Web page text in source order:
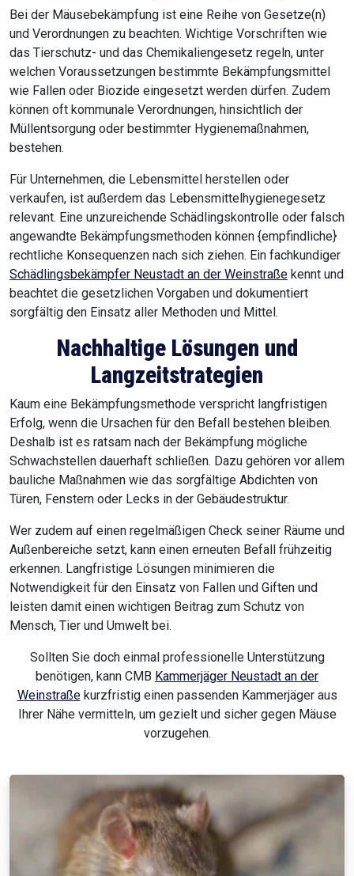
Bei der Mäusebekämpfung ist eine Reihe von Gesetze(n)
und Verordnungen zu beachten. Wichtige Vorschriften wie
das Tierschutz- und das Chemikaliengesetz regeln, unter
welchen Voraussetzungen bestimmte Bekämpfungsmittel
wie Fallen oder Biozide eingesetzt werden dürfen. Zudem
können oft kommunale Verordnungen, hinsichtlich der
Müllentsorgung oder bestimmter Hygienemaßnahmen,
bestehen.
Für Unternehmen, die Lebensmittel herstellen oder
verkaufen, ist außerdem das Lebensmittelhygienegesetz
relevant. Eine unzureichende Schädlingskontrolle oder falsch
angewandte Bekämpfungsmethoden können {empfindliche}
rechtliche Konsequenzen nach sich ziehen. Ein fachkundiger
Schädlingsbekämpfer Neustadt an der Weinstraße kennt und
beachtet die gesetzlichen Vorgaben und dokumentiert
sorgfältig den Einsatz aller Methoden und Mittel.
Nachhaltige Lösungen und
Langzeitstrategien
Kaum eine Bekämpfungsmethode verspricht langfristigen
Erfolg, wenn die Ursachen für den Befall bestehen bleiben.
Deshalb ist es ratsam nach der Bekämpfung mögliche
Schwachstellen dauerhaft schließen. Dazu gehören vor allem
bauliche Maßnahmen wie das sorgfältige Abdichten von
Türen, Fenstern oder Lecks in der Gebäudestruktur.
Wer zudem auf einen regelmäßigen Check seiner Räume und
Außenbereiche setzt, kann einen erneuten Befall frühzeitig
erkennen. Langfristige Lösungen minimieren die
Notwendigkeit für den Einsatz von Fallen und Giften und
leisten damit einen wichtigen Beitrag zum Schutz von
Mensch, Tier und Umwelt bei.
Sollten Sie doch einmal professionelle Unterstützung
benötigen, kann CMB Kammerjäger Neustadt an der
Weinstraßekurzfristig einen passenden Kammerjäger aus
Ihrer Nähe vermitteln, um gezielt und sicher gegen Mäuse
vorzugehen.